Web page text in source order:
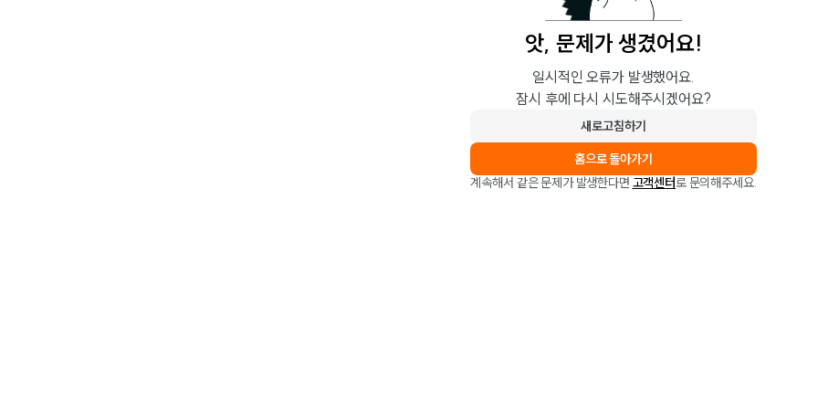
앗, 문제가 생겼어요!
일시적인 오류가 발생했어요.
잠시 후에 다시 시도해주시겠어요?
새로고침하기
홈으로 돌아가기
계속해서 같은 문제가 발생한다면 고객센터로 문의해주세요.